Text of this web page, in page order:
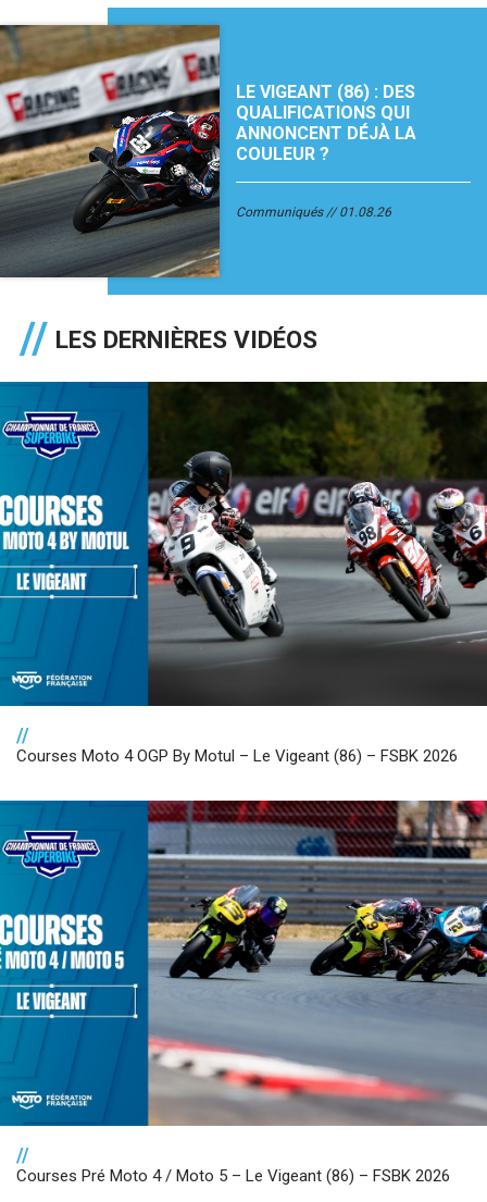
LE VIGEANT (86) : DES
QUALIFICATIONS QUI
ANNONCENT DÉJÀ LA
COULEUR ?
Communiqués 01.08.26
LES DERNIÈRES VIDÉOS
//
Courses Moto 4 OGP By Motul – Le Vigeant (86) – FSBK 2026
//
Courses Pré Moto 4 / Moto 5 – Le Vigeant (86) – FSBK 2026